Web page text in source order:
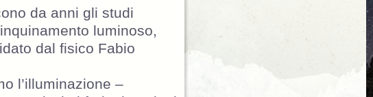
da anni gli studi
luminoso,
dal fisico Fabio
l’illuminazione –